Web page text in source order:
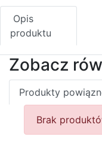
Opis
produktu
Zobacz
Produkty
Brak